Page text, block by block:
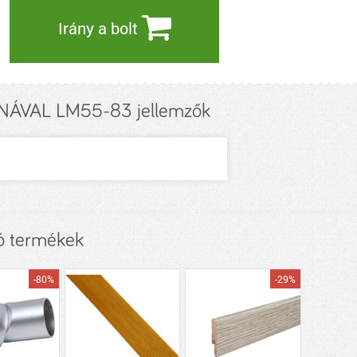
Irány a bolt
LM55-83 jellemzők
termékek
-80% -29%